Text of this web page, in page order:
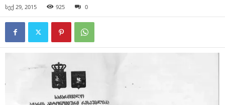
სექ 29, 2015 925 0